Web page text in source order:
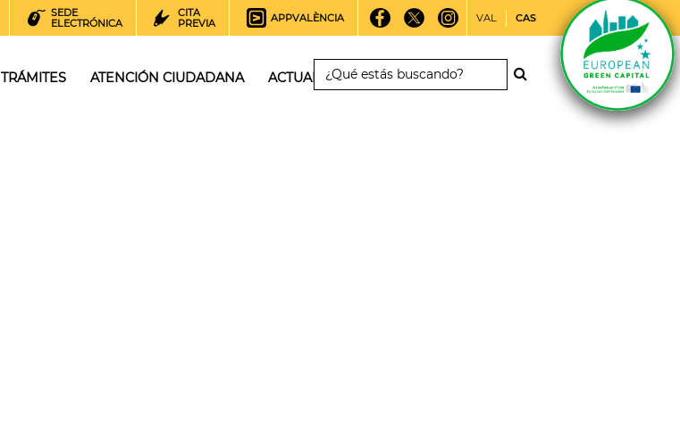
SEDE
ELECTRÓNICA
CITA
PREVIA
APPVALÈNCIA VAL CAS
TRÁMITES ATENCIÓN CIUDADANA ACTUALIDAD